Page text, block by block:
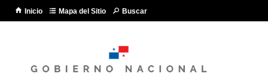
Inicio Mapa del Sitio Buscar